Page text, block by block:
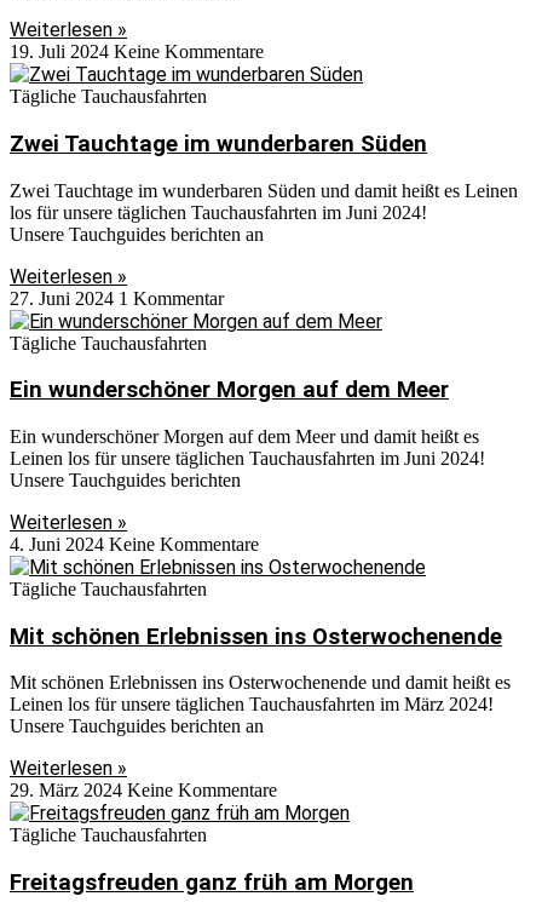
Weiterlesen »
19. Juli 2024 Keine Kommentare
Tägliche Tauchausfahrten
Zwei Tauchtage im wunderbaren Süden
Zwei Tauchtage im wunderbaren Süden und damit heißt es Leinen
los für unsere täglichen Tauchausfahrten im Juni 2024!
Unsere Tauchguides berichten an
Weiterlesen »
27. Juni 2024 1 Kommentar
Tägliche Tauchausfahrten
Ein wunderschöner Morgen auf dem Meer
Ein wunderschöner Morgen auf dem Meer und damit heißt es
Leinen los für unsere täglichen Tauchausfahrten im Juni 2024!
Unsere Tauchguides berichten
Weiterlesen »
4. Juni 2024 Keine Kommentare
Tägliche Tauchausfahrten
Mit schönen Erlebnissen ins Osterwochenende
Mit schönen Erlebnissen ins Osterwochenende und damit heißt es
Leinen los für unsere täglichen Tauchausfahrten im März 2024!
Unsere Tauchguides berichten an
Weiterlesen »
29. März 2024 Keine Kommentare
Tägliche Tauchausfahrten
Freitagsfreuden ganz früh am Morgen